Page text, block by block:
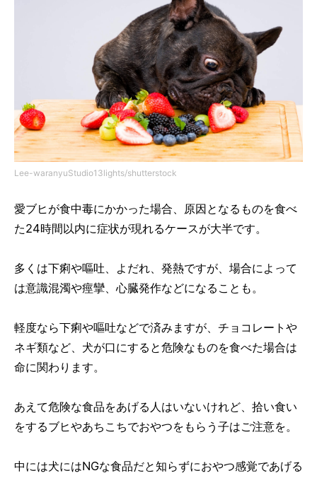
Lee-waranyuStudio13lights/shutterstock
愛ブヒが食中毒にかかった場合、原因となるものを食べ
た24時間以内に症状が現れるケースが大半です。
多くは下痢や嘔吐、よだれ、発熱ですが、場合によって
は意識混濁や痙攣、心臓発作などになることも。
軽度なら下痢や嘔吐などで済みますが、チョコレートや
ネギ類など、犬が口にすると危険なものを食べた場合は
命に関わります。
あえて危険な食品をあげる人はいないけれど、拾い食い
をするブヒやあちこちでおやつをもらう子はご注意を。
中には犬にはNGな食品だと知らずにおやつ感覚であげる